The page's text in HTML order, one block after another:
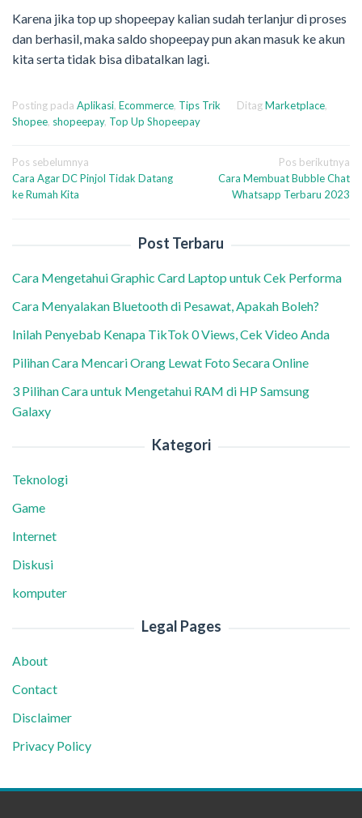
Karena jika top up shopeepay kalian sudah terlanjur di proses
dan berhasil, maka saldo shopeepay pun akan masuk ke akun
kita serta tidak bisa dibatalkan lagi.
Posting pada Aplikasi, Ecommerce, Tips Trik DitagMarketplace,
Shopee, shopeepay, Top Up Shopeepay
Navigasi
pos
Pos sebelumnya
Cara Agar DC Pinjol Tidak Datang
ke Rumah Kita
Pos berikutnya
Cara Membuat Bubble Chat
Whatsapp Terbaru 2023
Post Terbaru
Cara Mengetahui Graphic Card Laptop untuk Cek Performa
Cara Menyalakan Bluetooth di Pesawat, Apakah Boleh?
Inilah Penyebab Kenapa TikTok 0 Views, Cek Video Anda
Pilihan Cara Mencari Orang Lewat Foto Secara Online
3 Pilihan Cara untuk Mengetahui RAM di HP Samsung
Galaxy
Kategori
Teknologi
Game
Internet
Diskusi
komputer
Legal Pages
About
Contact
Disclaimer
Privacy Policy